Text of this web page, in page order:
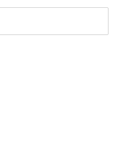
Schulliste
Pflege FH